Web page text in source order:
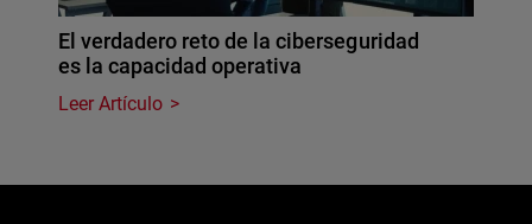
El verdadero reto de la ciberseguridad
es la capacidad operativa
Leer Artículo